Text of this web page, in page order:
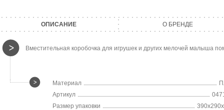
ОПИСАНИЕ О БРЕНДЕ
Вместительная коробочка для игрушек и других мелочей малыша
Материал
Артикул
Размер упаковки